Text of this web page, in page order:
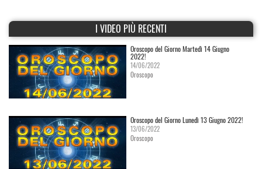
I VIDEO PIÙ RECENTI
Oroscopo del Giorno Martedì 14 Giugno
2022!
14/06/2022
Oroscopo
Oroscopo del Giorno Lunedì 13 Giugno 2022!
13/06/2022
Oroscopo